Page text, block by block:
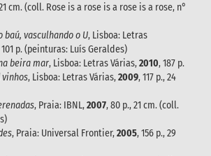
cm. (coll. Rose is a rose is a rose is a rose, n°
baú, vasculhando o U, Lisboa: Letras
101 p. (peinturas: Luís Geraldes)
beira mar, Lisboa: Letras Várias,2010, 187 p.
vinhos, Lisboa: Letras Várias,2009, 117 p., 24
, Praia: IBNL,2007, 80 p., 21 cm. (coll.
, Praia: Universal Frontier,2005, 156 p., 29